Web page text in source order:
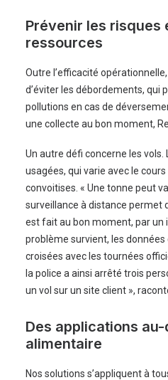
Prévenir les risques
ressources
Outre l’efficacité
d’éviter les débordements, qui
pollutions en cas de
une collecte au bon moment,
Un autre défi concerne les vols.
usagées, qui varie avec le
convoitises. « Une tonne peut
surveillance à distance permet
est fait au bon moment, par un
problème survient, les
croisées avec les tournées
la police a ainsi arrêté trois
un vol sur un site client »,
Des applications
alimentaire
Nos solutions s’appliquent à